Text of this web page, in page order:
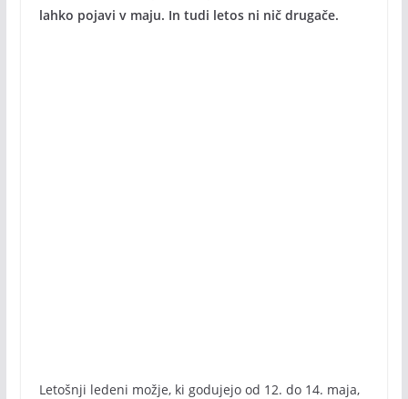
lahko pojavi v maju. In tudi letos ni nič drugače.
Letošnji ledeni možje, ki godujejo od 12. do 14. maja,